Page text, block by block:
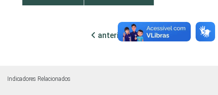
MERCADOS
Indústria de
Transformação
Construção 95,94
anterior próxima
Indicadores Relacionados